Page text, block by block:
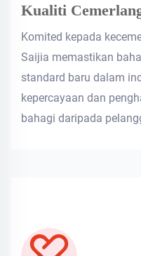
Kualiti
Komited kepada
Saijia memastikan
standard baru dalam
kepercayaan dan
bahagi daripada